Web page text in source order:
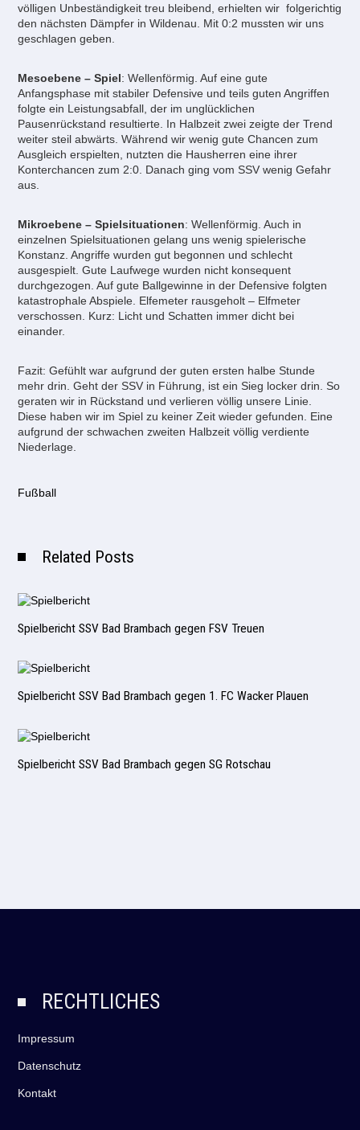
völligen Unbeständigkeit treu bleibend, erhielten wir folgerichtig
den nächsten Dämpfer in Wildenau. Mit 0:2 mussten wir uns
geschlagen geben.
Mesoebene – Spiel: Wellenförmig. Auf eine gute
Anfangsphase mit stabiler Defensive und teils guten Angriffen
folgte ein Leistungsabfall, der im unglücklichen
Pausenrückstand resultierte. In Halbzeit zwei zeigte der Trend
weiter steil abwärts. Während wir wenig gute Chancen zum
Ausgleich erspielten, nutzten die Hausherren eine ihrer
Konterchancen zum 2:0. Danach ging vom SSV wenig Gefahr
aus.
Mikroebene – Spielsituationen: Wellenförmig. Auch in
einzelnen Spielsituationen gelang uns wenig spielerische
Konstanz. Angriffe wurden gut begonnen und schlecht
ausgespielt. Gute Laufwege wurden nicht konsequent
durchgezogen. Auf gute Ballgewinne in der Defensive folgten
katastrophale Abspiele. Elfemeter rausgeholt – Elfmeter
verschossen. Kurz: Licht und Schatten immer dicht bei
einander.
Fazit: Gefühlt war aufgrund der guten ersten halbe Stunde
mehr drin. Geht der SSV in Führung, ist ein Sieg locker drin. So
geraten wir in Rückstand und verlieren völlig unsere Linie.
Diese haben wir im Spiel zu keiner Zeit wieder gefunden. Eine
aufgrund der schwachen zweiten Halbzeit völlig verdiente
Niederlage.
Fußball
Related Posts
Spielbericht SSV Bad Brambach gegen FSV Treuen
Spielbericht SSV Bad Brambach gegen 1. FC Wacker Plauen
Spielbericht SSV Bad Brambach gegen SG Rotschau
RECHTLICHES
Impressum
Datenschutz
Kontakt